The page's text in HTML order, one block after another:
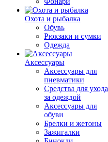
Охота и рыбалка
Обувь
Рюкзаки и сумки
Одежда
Аксессуары
Аксессуары для
пневматики
Средства для ухода
за одеждой
Аксессуары для
обуви
Брелки и жетоны
Зажигалки